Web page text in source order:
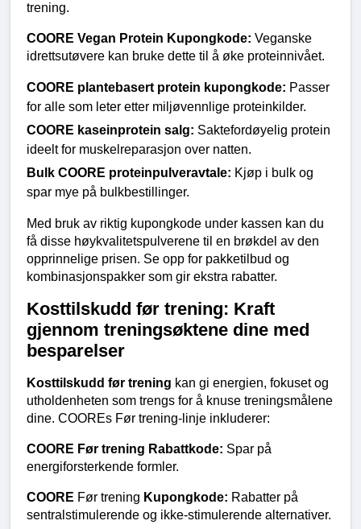
trening.
COORE Vegan Protein Kupongkode: Veganske
idrettsutøvere kan bruke dette til å øke proteinnivået.
COORE plantebasert protein kupongkode: Passer
for alle som leter etter miljøvennlige proteinkilder.
COORE kaseinprotein salg: Saktefordøyelig protein
ideelt for muskelreparasjon over natten.
Bulk COORE proteinpulveravtale: Kjøp i bulk og
spar mye på bulkbestillinger.
Med bruk av riktig kupongkode under kassen kan du
få disse høykvalitetspulverene til en brøkdel av den
opprinnelige prisen. Se opp for pakketilbud og
kombinasjonspakker som gir ekstra rabatter.
Kosttilskudd før trening: Kraft
gjennom treningsøktene dine med
besparelser
Kosttilskudd før trening kan gi energien, fokuset og
utholdenheten som trengs for å knuse treningsmålene
dine. COOREs Før trening-linje inkluderer:
COORE Før trening Rabattkode: Spar på
energiforsterkende formler.
COORE Før trening Kupongkode: Rabatter på
sentralstimulerende og ikke-stimulerende alternativer.